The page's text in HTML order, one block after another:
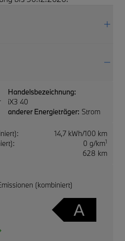
Handelsbezeichnung:
iX3 40
anderer Energieträger: Strom
14,7 kWh/100 km
0 g/km1
628 km
(kombiniert)
A